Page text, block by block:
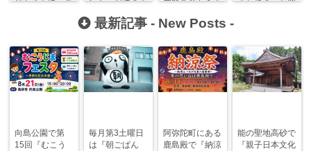
身も心もほっこ
ント」ができま
した！
無料食育セミナ
まち歩き・お買
最新記事 - New Posts -
向島公園で第
15回『むこう
毎月第3土曜日
は『朝ごぱん
阿弥陀町にある
鹿島殿で『納涼
能の聖地高砂で
『親子日本文化